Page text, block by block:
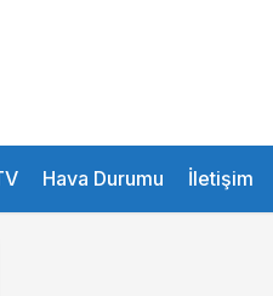
Hava Durumu İletişim